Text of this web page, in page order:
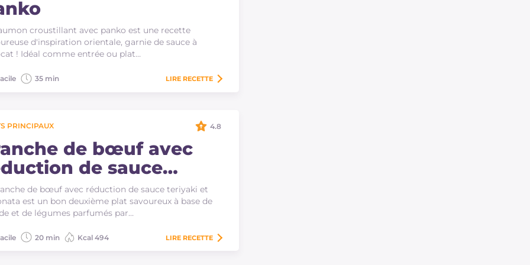
croustillant avec panko est une recette
d'inspiration orientale, garnie de sauce à
! Idéal comme entrée ou plat…
35 min LIRE RECETTE
PRINCIPAUX
de bœuf avec
de sauce
et caponata
de bœuf avec réduction de sauce teriyaki et
est un bon deuxième plat savoureux à base de
et de légumes parfumés par…
4.8
20 min Kcal 494 LIRE RECETTE